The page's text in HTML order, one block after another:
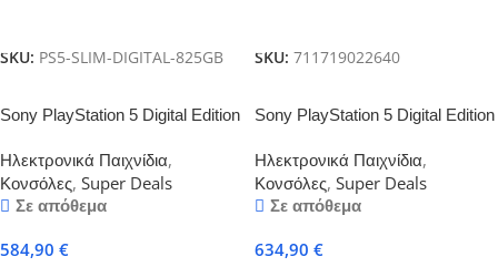
SKU: PS5-SLIM-DIGITAL-825GB
SKU: 711719022640
Sony PlayStation 5 Digital Edition
Chaos
Ηλεκτρονικά Παιχνίδια,
Κονσόλες, Super Deals
Σε απόθεμα
584,90 €
Sony PlayStation 5 Digital Edition
Ηλεκτρονικά Παιχνίδια,
Κονσόλες, Super Deals
Σε απόθεμα
634,90 €